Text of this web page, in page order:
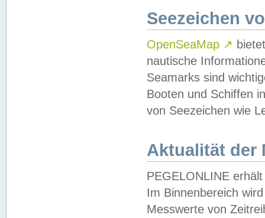
Seezeichen
OpenSeaMap ↗
nautische
Seamarks sind
Booten und Schiffen
von Seezeichen wie
Aktualität der
PEGELONLINE
Im Binnenbereich
Messwerte von